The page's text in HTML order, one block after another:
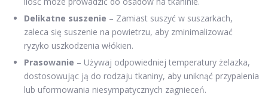
Delikatne suszenie – Zamiast suszyć w suszarkach,
zaleca się suszenie na powietrzu, aby zminimalizować
ryzyko uszkodzenia włókien.
Prasowanie – Używaj odpowiedniej temperatury żelazka,
dostosowując ją do rodzaju tkaniny, aby uniknąć przypalenia
lub uformowania niesympatycznych zagnieceń.